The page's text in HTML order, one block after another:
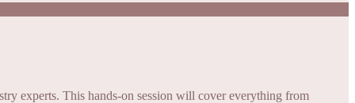
experts. This hands-on session will cover everything from